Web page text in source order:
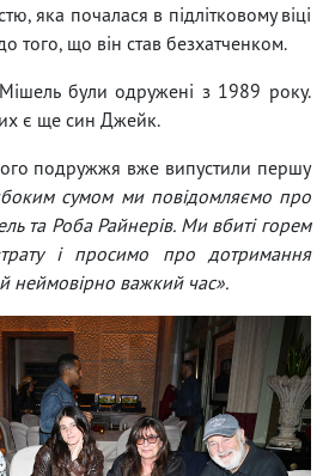
яка почалася в підлітковому віці
того, що він став безхатченком.
були одружені з 1989 року.
є ще син Джейк.
подружжя вже випустили першу
сумом ми повідомляємо про
та Роба Райнерів. Ми вбиті горем
і просимо про дотримання
неймовірно важкий час».